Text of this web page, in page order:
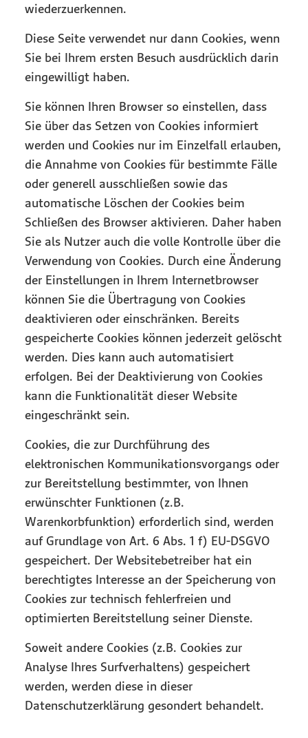
wiederzuerkennen.
Diese Seite verwendet nur dann Cookies, wenn
Sie bei Ihrem ersten Besuch ausdrücklich darin
eingewilligt haben.
Sie können Ihren Browser so einstellen, dass
Sie über das Setzen von Cookies informiert
werden und Cookies nur im Einzelfall erlauben,
die Annahme von Cookies für bestimmte Fälle
oder generell ausschließen sowie das
automatische Löschen der Cookies beim
Schließen des Browser aktivieren. Daher haben
Sie als Nutzer auch die volle Kontrolle über die
Verwendung von Cookies. Durch eine Änderung
der Einstellungen in Ihrem Internetbrowser
können Sie die Übertragung von Cookies
deaktivieren oder einschränken. Bereits
gespeicherte Cookies können jederzeit gelöscht
werden. Dies kann auch automatisiert
erfolgen. Bei der Deaktivierung von Cookies
kann die Funktionalität dieser Website
eingeschränkt sein.
Cookies, die zur Durchführung des
elektronischen Kommunikationsvorgangs oder
zur Bereitstellung bestimmter, von Ihnen
erwünschter Funktionen (z.B.
Warenkorbfunktion) erforderlich sind, werden
auf Grundlage von Art. 6 Abs. 1 f) EU-DSGVO
gespeichert. Der Websitebetreiber hat ein
berechtigtes Interesse an der Speicherung von
Cookies zur technisch fehlerfreien und
optimierten Bereitstellung seiner Dienste.
Soweit andere Cookies (z.B. Cookies zur
Analyse Ihres Surfverhaltens) gespeichert
werden, werden diese in dieser
Datenschutzerklärung gesondert behandelt.